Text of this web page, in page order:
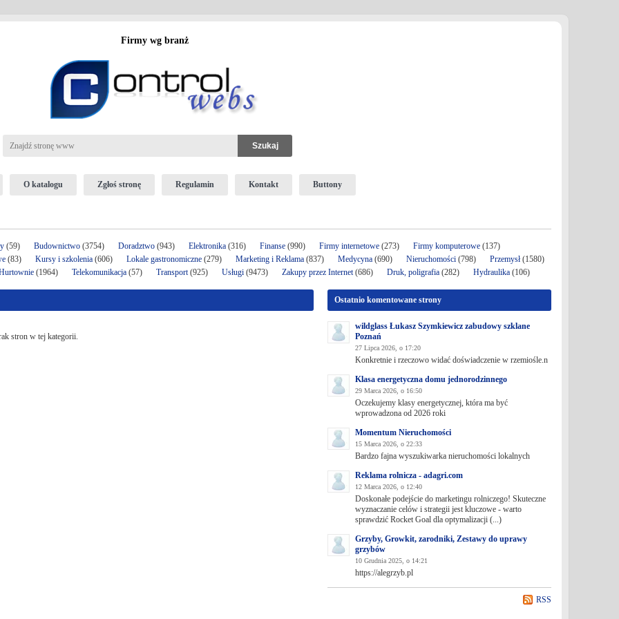
Firmy wg branż
O katalogu Zgłoś stronę Regulamin Kontakt Buttony
(59) Budownictwo (3754) Doradztwo (943) Elektronika (316) Finanse (990) Firmy internetowe (273) Firmy komputerowe (137)
(83) Kursy i szkolenia (606) Lokale gastronomiczne (279) Marketing i Reklama (837) Medycyna (690) Nieruchomości (798) Przemysł(1580)
(1964) Telekomunikacja (57) Transport(925) Usługi (9473) Zakupy przez Internet(686) Druk, poligrafia (282) Hydraulika (106)
stron w tej kategorii.
Ostatnio komentowane strony
wildglass Łukasz Szymkiewicz zabudowy szklane
Poznań
27 Lipca 2026, o 17:20
Konkretnie i rzeczowo widać doświadczenie w rzemiośle.n
Klasa energetyczna domu jednorodzinnego
29 Marca 2026, o 16:50
Oczekujemy klasy energetycznej, która ma być
wprowadzona od 2026 roki
Momentum Nieruchomości
15 Marca 2026, o 22:33
Bardzo fajna wyszukiwarka nieruchomości lokalnych
Reklama rolnicza - adagri.com
12 Marca 2026, o 12:40
Doskonałe podejście do marketingu rolniczego! Skuteczne
wyznaczanie celów i strategii jest kluczowe - warto
sprawdzić Rocket Goal dla optymalizacji (...)
Grzyby, Growkit, zarodniki, Zestawy do uprawy
grzybów
10 Grudnia 2025, o 14:21
https://alegrzyb.pl
RSS